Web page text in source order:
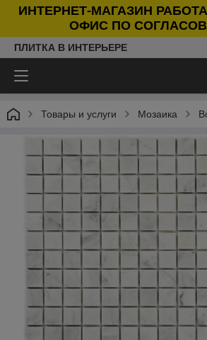
ИНТЕРНЕТ-МАГАЗИН
ОФИС ПО
ПЛИТКА В ИНТЕРЬЕРЕ
Товары и услуги Мозаика